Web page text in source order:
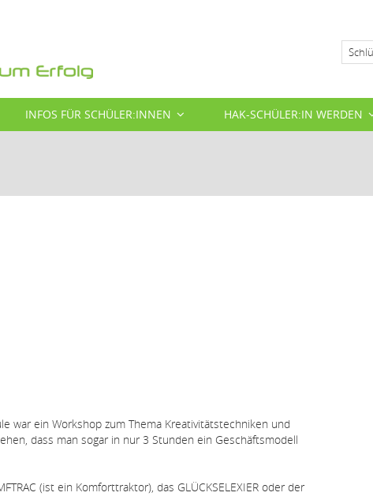
Suche
INFOS FÜR SCHÜLER:INNEN HAK-SCHÜLER:IN WERDEN
war ein Workshop zum Thema Kreativitätstechniken und
dass man sogar in nur 3 Stunden ein Geschäftsmodell
(ist ein Komforttraktor), das GLÜCKSELEXIER oder der